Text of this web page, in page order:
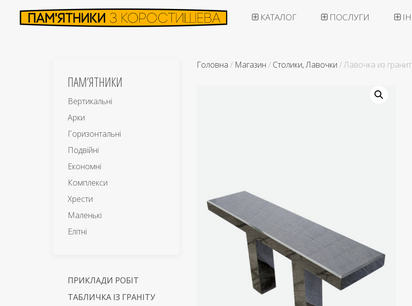
КАТАЛОГ ПОСЛУГИ
Головна / Магазин / Столики, Лавочки / Лавочка из
ПАМ’ЯТНИКИ
Вертикальні
Арки
Горизонтальні
Подвійні
Економні
Комплекси
Хрести
Маленькі
Елітні
ПРИКЛАДИ РОБІТ
ТАБЛИЧКА ІЗ ГРАНІТУ